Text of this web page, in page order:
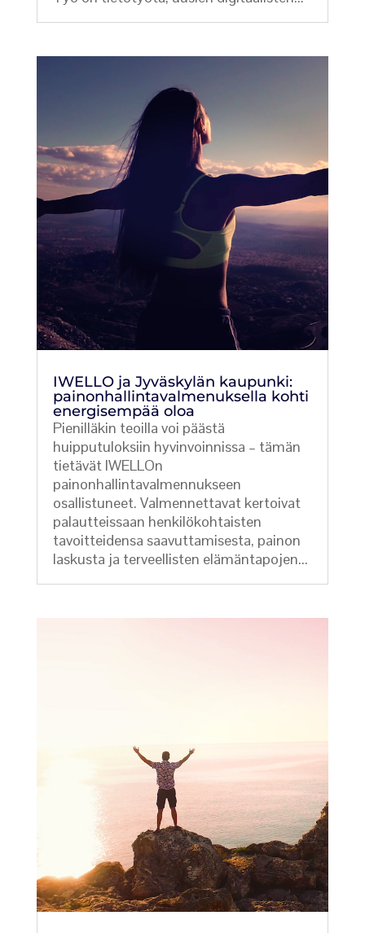
IWELLO ja Jyväskylän kaupunki:
painonhallintavalmenuksella kohti
energisempää oloa
Pienilläkin teoilla voi päästä
huipputuloksiin hyvinvoinnissa – tämän
tietävät IWELLOn
painonhallintavalmennukseen
osallistuneet. Valmennettavat kertoivat
palautteissaan henkilökohtaisten
tavoitteidensa saavuttamisesta, painon
laskusta ja terveellisten elämäntapojen...